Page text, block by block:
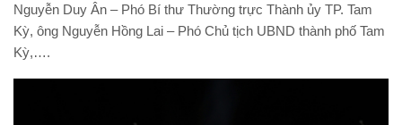
Nguyễn Duy Ân – Phó Bí thư Thường trực Thành ủy TP. Tam
Kỳ, ông Nguyễn Hồng Lai – Phó Chủ tịch UBND thành phố Tam
Kỳ,….